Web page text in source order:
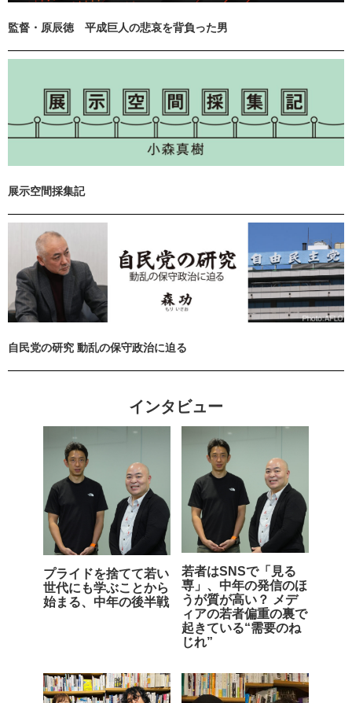
監督・原辰徳 平成巨人の悲哀を背負った男
展示空間採集記
自民党の研究 動乱の保守政治に迫る
インタビュー
プライドを捨てて若い
世代にも学ぶことから
始まる、中年の後半戦
若者はSNSで「見る
専」、中年の発信のほ
うが質が高い？ メデ
ィアの若者偏重の裏で
起きている“需要のね
じれ”